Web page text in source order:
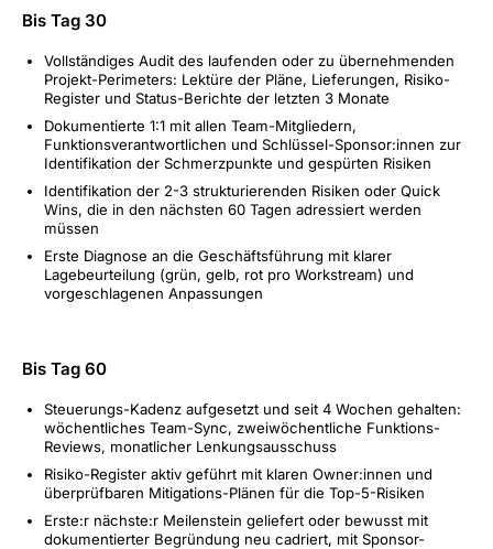
Bis Tag 30
Vollständiges Audit des laufenden oder zu übernehmenden
Projekt-Perimeters: Lektüre der Pläne, Lieferungen, Risiko-
Register und Status-Berichte der letzten 3 Monate
Dokumentierte 1:1 mit allen Team-Mitgliedern,
Funktionsverantwortlichen und Schlüssel-Sponsor:innen zur
Identifikation der Schmerzpunkte und gespürten Risiken
Identifikation der 2-3 strukturierenden Risiken oder Quick
Wins, die in den nächsten 60 Tagen adressiert werden
müssen
Erste Diagnose an die Geschäftsführung mit klarer
Lagebeurteilung (grün, gelb, rot pro Workstream) und
vorgeschlagenen Anpassungen
Bis Tag 60
Steuerungs-Kadenz aufgesetzt und seit 4 Wochen gehalten:
wöchentliches Team-Sync, zweiwöchentliche Funktions-
Reviews, monatlicher Lenkungsausschuss
Risiko-Register aktiv geführt mit klaren Owner:innen und
überprüfbaren Mitigations-Plänen für die Top-5-Risiken
Erste:r nächste:r Meilenstein geliefert oder bewusst mit
dokumentierter Begründung neu cadriert, mit Sponsor-